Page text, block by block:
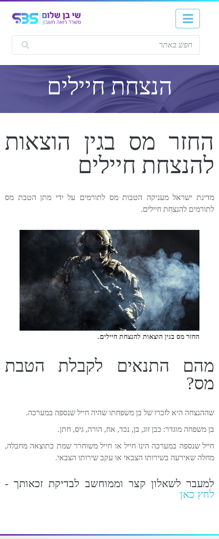
הנצחת חיילים
החזר מס בגין הוצאות
להנצחת חיילים
מדינת ישראל מעניקה הטבות מס לתורמים על ידי מתן הטבת מס
לתורמים להנצחת חיילים.
החזר מס בגין הוצאות להנצחת חיילים.
מהם התנאים לקבלת הטבת
מס?
שההנצחה היא לזכרו של בן משפחתו שהיה חייל שנספה במערכה.
בן משפחה מוגדר: כבן זוג, בן, נכד, אח, הורה, גיס, חתן.
חייל שנספה במערכה הינו חייל או חייל משוחרר שמת כתוצאה מחבלה,
מחלה שאירעה בשירותו הצבאי או עקב שירותו הצבאי.
למעבר לשאלון קצר וממוחשב לבדיקת זכאותך -
לחץ כאן